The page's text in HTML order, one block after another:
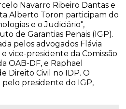
Navarro Ribeiro Dantas e
Alberto Toron participam do
e o Judiciário",
de Garantias Penais (IGP).
pelos advogados Flávia
vice-presidente da Comissão
OAB-DF, e Raphael
Direito Civil no IDP. O
presidente do IGP,